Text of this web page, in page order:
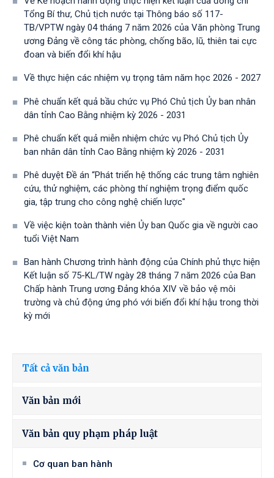
Tổng Bí thư, Chủ tịch nước tại Thông báo số 117-
TB/VPTW ngày 04 tháng 7 năm 2026 của Văn phòng Trung
ương Đảng về công tác phòng, chống bão, lũ, thiên tai cực
đoan và biến đổi khí hậu
Về thực hiện các nhiệm vụ trọng tâm năm học 2026 - 2027
Phê chuẩn kết quả bầu chức vụ Phó Chủ tịch Ủy ban nhân
dân tỉnh Cao Bằng nhiệm kỳ 2026 - 2031
Phê chuẩn kết quả miễn nhiệm chức vụ Phó Chủ tịch Ủy
ban nhân dân tỉnh Cao Bằng nhiệm kỳ 2026 - 2031
Phê duyệt Đề án “Phát triển hệ thống các trung tâm nghiên
cứu, thử nghiệm, các phòng thí nghiệm trọng điểm quốc
gia, tập trung cho công nghệ chiến lược"
Về việc kiện toàn thành viên Ủy ban Quốc gia về người cao
tuổi Việt Nam
Ban hành Chương trình hành động của Chính phủ thực hiện
Kết luận số 75-KL/TW ngày 28 tháng 7 năm 2026 của Ban
Chấp hành Trung ương Đảng khóa XIV về bảo vệ môi
trường và chủ động ứng phó với biến đổi khí hậu trong thời
kỳ mới
Tất cả văn bản
Văn bản mới
Văn bản quy phạm pháp luật
Cơ quan ban hành